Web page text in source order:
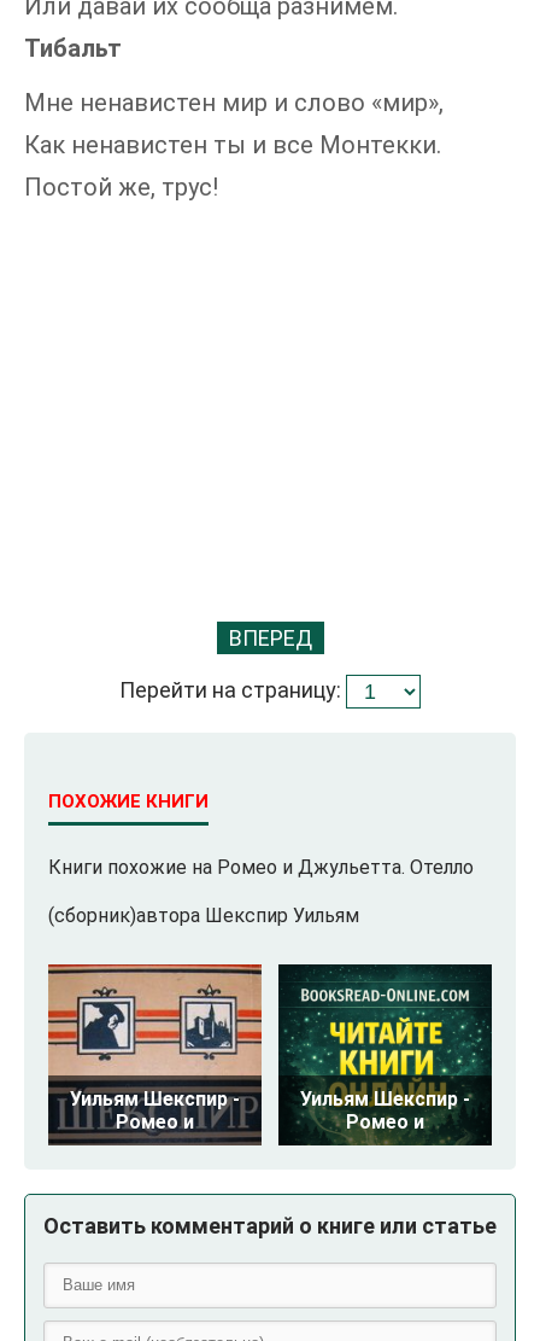
Или давай их сообща разнимем.
Тибальт
Мне ненавистен мир и слово «мир»,
Как ненавистен ты и все Монтекки.
Постой же, трус!
ВПЕРЕД
Перейти на страницу:
ПОХОЖИЕ КНИГИ
Книги похожие на Ромео и Джульетта. Отелло
(сборник)автора Шекспир Уильям
Уильям Шекспир -
Ромео и
Уильям Шекспир -
Ромео и
Оставить комментарий о книге или статье